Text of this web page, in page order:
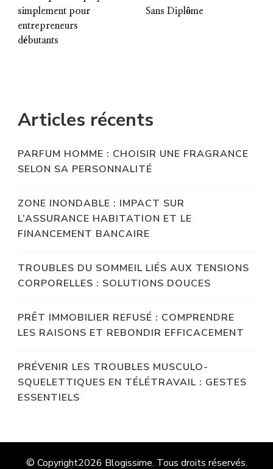
simplement pour
entrepreneurs
débutants
Sans Diplôme
Articles récents
PARFUM HOMME : CHOISIR UNE FRAGRANCE
SELON SA PERSONNALITÉ
ZONE INONDABLE : IMPACT SUR
L’ASSURANCE HABITATION ET LE
FINANCEMENT BANCAIRE
TROUBLES DU SOMMEIL LIÉS AUX TENSIONS
CORPORELLES : SOLUTIONS DOUCES
PRÊT IMMOBILIER REFUSÉ : COMPRENDRE
LES RAISONS ET REBONDIR EFFICACEMENT
PRÉVENIR LES TROUBLES MUSCULO-
SQUELETTIQUES EN TÉLÉTRAVAIL : GESTES
ESSENTIELS
© Copyright2026 Blogissime. Tous droits réservés.